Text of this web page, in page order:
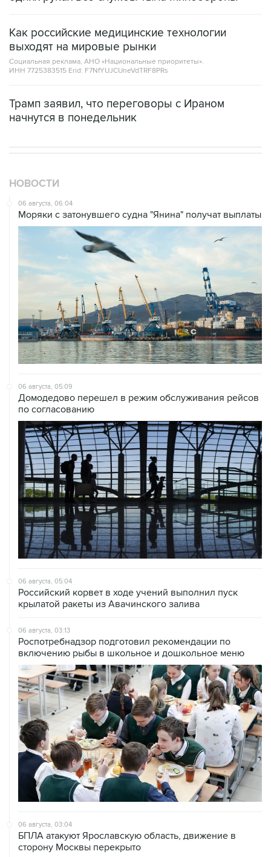
Как российские медицинские технологии
Социальная реклама, АНО «Национальные приоритеты».
ИНН 7725383515 Erid: F7NfYUJCUneVdTRF8PRs
06 августа, 06:04
Моряки с затонувшего судна "Янина" получат выплаты
06 августа, 05:09
по согласованию
06 августа, 05:04
крылатой ракеты из Авачинского залива
06 августа, 03:13
включению рыбы в школьное и дошкольное меню
06 августа, 03:04
сторону Москвы перекрыто
06 августа, 01:38